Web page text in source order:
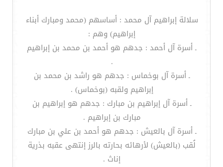
سلالة إبراهيم آل محمد : أساسهم (محمد ومبارك أبناء
إبراهيم) وهم :
ـ أسرة آل أحمد : جدهم هو أحمد بن محمد بن إبراهيم
.
ـ أسرة آل بوخماس : جدهم هو راشد بن محمد بن
إبراهيم ولقبه (بوخماس) .
ـ أسرة آل إبراهيم بن مبارك : جدهم هو إبراهيم بن
مبارك بن إبراهيم .
ـ أسرة آل بالعيش : جدهم هو أحمد بن علي بن مبارك
لُقب (بالعيش) لأرهائه بحارته بالرز إنتهى عقبه بذرية
إناث .